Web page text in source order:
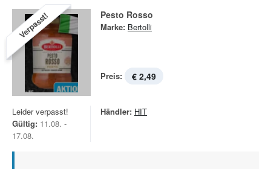
Verpasst! Pesto Rosso
Marke: Bertolli
Preis: € 2,49
Leider verpasst!
Gültig: 11.08. -
17.08.
Händler: HIT